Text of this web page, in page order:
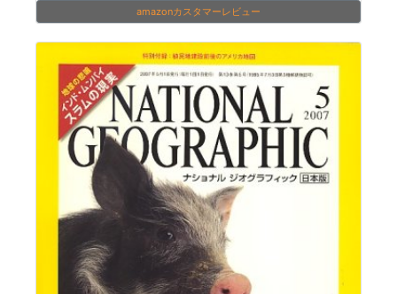
amazonカスタマーレビュー